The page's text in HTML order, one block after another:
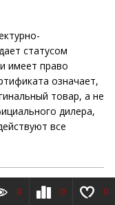
статусом
имеет право
означает,
товар, а не
дилера,
все
0 0 0